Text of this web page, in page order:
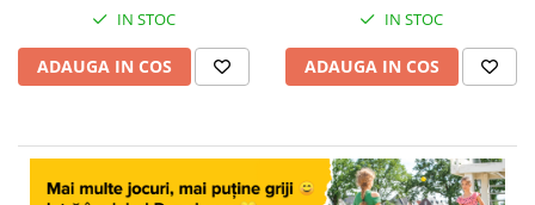
IN STOC
ADAUGA IN COS
IN STOC
ADAUGA IN COS